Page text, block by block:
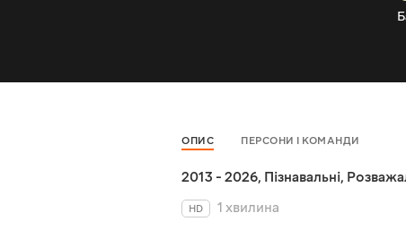
ОПИС ПЕРСОНИ І КОМАНДИ
2013 - 2026, Пізнавальні,
HD
1 хвилина